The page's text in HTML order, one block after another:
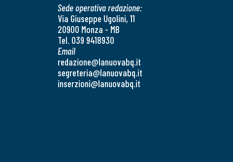
Sede operativa redazione:
Via Giuseppe Ugolini, 11
20900 Monza - MB
Tel. 039 9418930
Email
redazione@lanuovabq.it
segreteria@lanuovabq.it
inserzioni@lanuovabq.it